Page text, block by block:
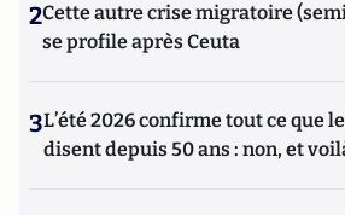
2Cette autre crise migratoire
se profile après Ceuta
3L’été 2026 confirme tout ce que
disent depuis 50 ans : non, et